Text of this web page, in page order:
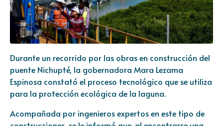
Durante un recorrido por las obras en construcción del
puente Nichupté, la gobernadora Mara Lezama
Espinosa constató el proceso tecnológico que se utiliza
para la protección ecológica de la laguna.
Acompañada por ingenieros expertos en este tipo de